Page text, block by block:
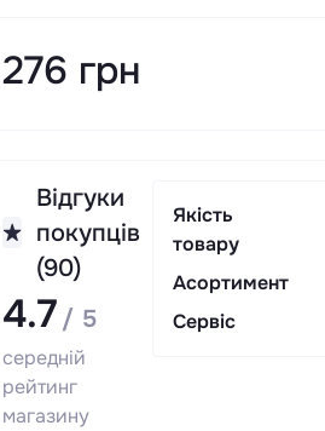
276 грн
Відгуки
покупців
(90)
4.7 / 5
середній
рейтинг
магазину
Якість
товару
Асортимент
Сервіс